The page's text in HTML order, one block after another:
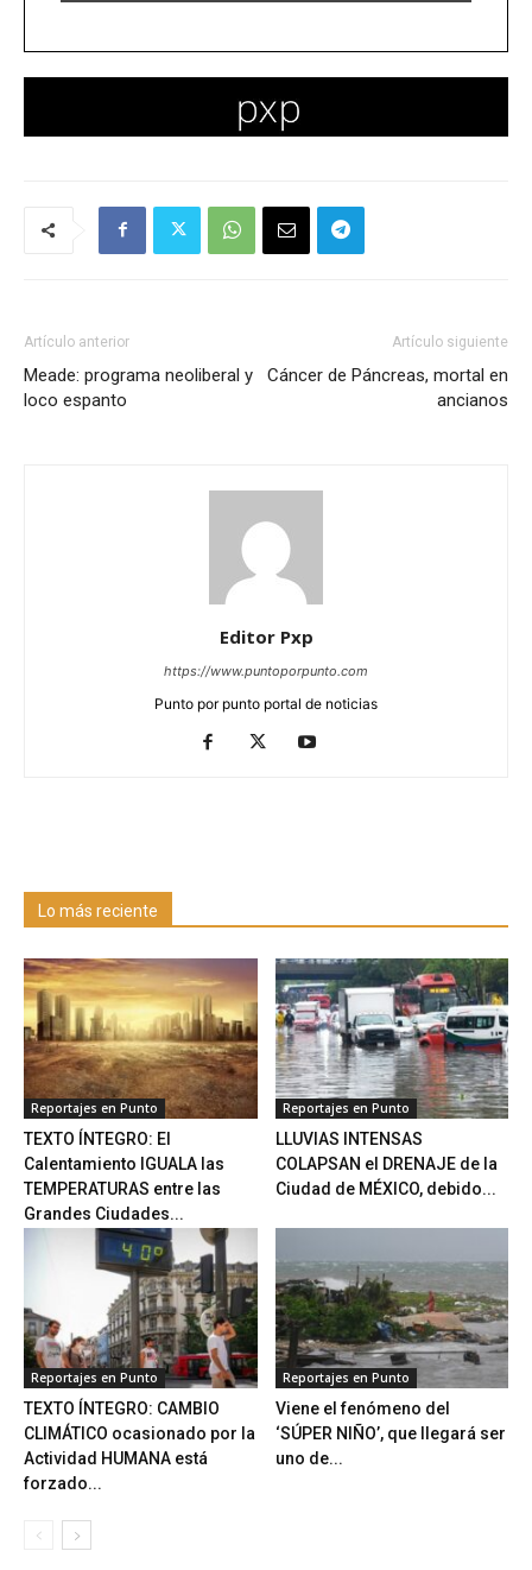
Artículo anterior
Meade: programa neoliberal y
loco espanto
Artículo siguiente
Cáncer de Páncreas, mortal en
ancianos
Editor Pxp
https://www.puntoporpunto.com
Punto por punto portal de noticias
Lo más reciente
Reportajes en Punto
TEXTO ÍNTEGRO: El
Calentamiento IGUALA las
TEMPERATURAS entre las
Grandes Ciudades...
Reportajes en Punto
LLUVIAS INTENSAS
COLAPSAN el DRENAJE de la
Ciudad de MÉXICO, debido...
Reportajes en Punto
TEXTO ÍNTEGRO: CAMBIO
CLIMÁTICO ocasionado por la
Actividad HUMANA está
forzado...
Reportajes en Punto
Viene el fenómeno del
‘SÚPER NIÑO’, que llegará ser
uno de...